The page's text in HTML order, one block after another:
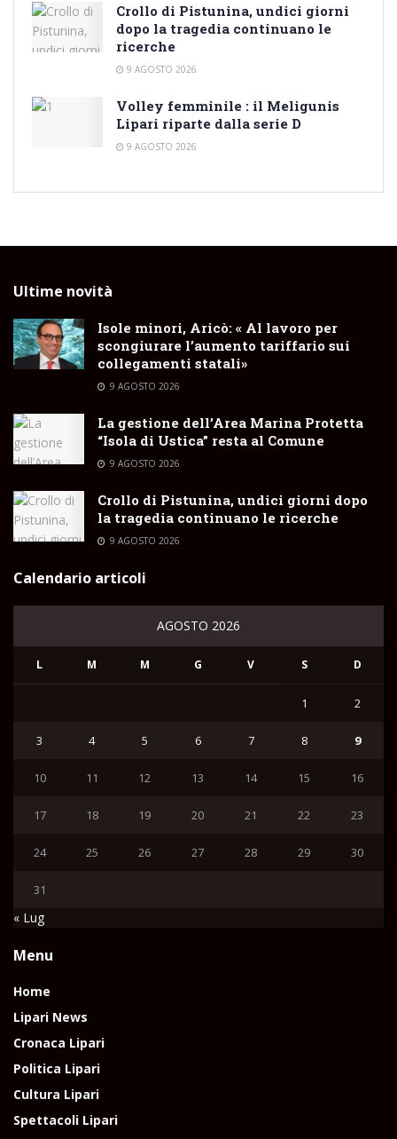
Crollo di Pistunina, undici giorni
dopo la tragedia continuano le
ricerche
9 AGOSTO 2026
Volley femminile : il Meligunis
Lipari riparte dalla serie D
9 AGOSTO 2026
Ultime novità
Isole minori, Aricò: « Al lavoro per
scongiurare l’aumento tariffario sui
collegamenti statali»
9 AGOSTO 2026
La gestione dell’Area Marina Protetta
“Isola di Ustica” resta al Comune
9 AGOSTO 2026
Crollo di Pistunina, undici giorni dopo
la tragedia continuano le ricerche
9 AGOSTO 2026
Calendario articoli
AGOSTO 2026
L M M G V S D
1 2
3 4 5 6 7 8 9
10 11 12 13 14 15 16
17 18 19 20 21 22 23
24 25 26 27 28 29 30
31
« Lug
Menu
Home
Lipari News
Cronaca Lipari
Politica Lipari
Cultura Lipari
Spettacoli Lipari